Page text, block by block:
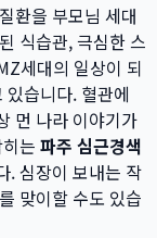
환을 부모님 세대
식습관, 극심한 스
세대의 일상이 되
습니다. 혈관에
먼 나라 이야기가
는 파주 심근경색
. 심장이 보내는 작
맞이할 수도 있습